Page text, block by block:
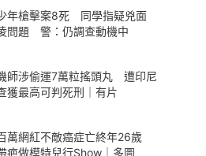
年槍擊案8死 同學指疑兇面
問題 警：仍調查動機中
師涉偷運7萬粒搖頭丸 遭印尼
獲最高可判死刑｜有片
萬網紅不敵癌症亡終年26歲
疤做模特兒行Show｜多圖